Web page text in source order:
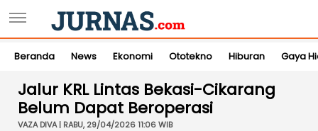
Beranda News Ekonomi Ototekno Hiburan Gaya
Jalur KRL Lintas Bekasi-Cikarang
Belum Dapat Beroperasi
VAZA DIVA | RABU, 29/04/2026 11:06 WIB